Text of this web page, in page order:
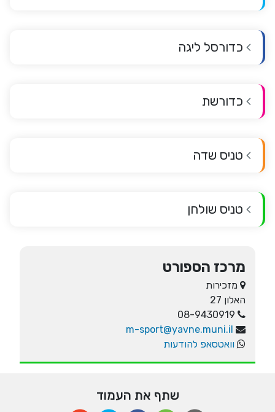
כדורסל ליגה
כדורשת
טניס שדה
טניס שולחן
מרכז הספורט
מזכירות
האלון 27
m-sport@yavne.muni.il
וואטסאפ להודעות
שתף את העמוד